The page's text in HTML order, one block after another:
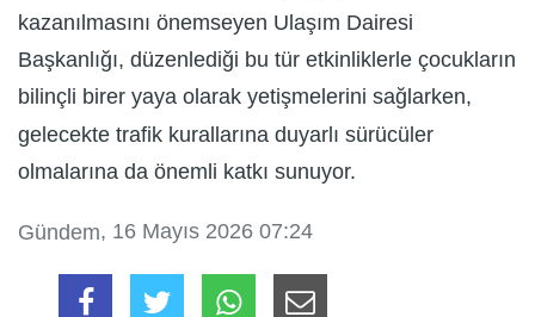
kazanılmasını önemseyen Ulaşım Dairesi
Başkanlığı, düzenlediği bu tür etkinliklerle çocukların
bilinçli birer yaya olarak yetişmelerini sağlarken,
gelecekte trafik kurallarına duyarlı sürücüler
olmalarına da önemli katkı sunuyor.
Gündem, 16 Mayıs 2026 07:24